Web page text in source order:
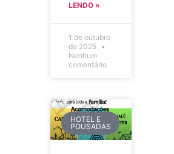
LENDO »
1 de outubro
de 2025
Nenhum
comentário
HOTEL E
POUSADAS